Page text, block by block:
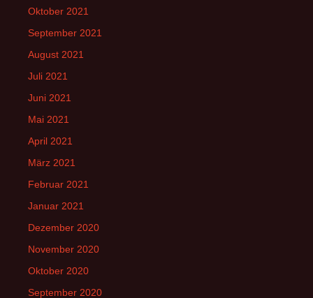
Oktober 2021
September 2021
August 2021
Juli 2021
Juni 2021
Mai 2021
April 2021
März 2021
Februar 2021
Januar 2021
Dezember 2020
November 2020
Oktober 2020
September 2020